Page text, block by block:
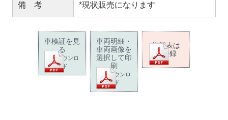
備 考 *現状販売になります
車検証を見
る
PDFダウンロ
ード
車両明細・
車両画像を
選択して印
刷
PDFダウンロ
ード
状態表は
未登録